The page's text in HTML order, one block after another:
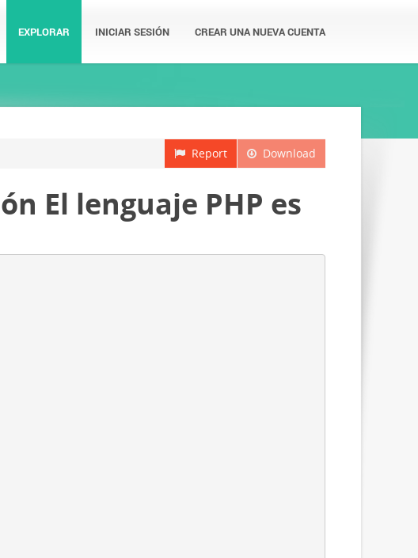
EXPLORAR INICIAR SESIÓN CREAR UNA NUEVA CUENTA
Download
Report
El lenguaje PHP es